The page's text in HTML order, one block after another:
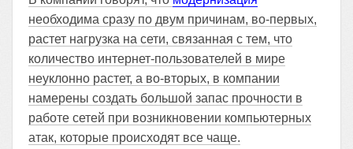
необходима сразу по двум причинам, во-первых,
растет нагрузка на сети, связанная с тем, что
количество интернет-пользователей в мире
неуклонно растет, а во-вторых, в компании
намерены создать большой запас прочности в
работе сетей при возникновении компьютерных
атак, которые происходят все чаще.